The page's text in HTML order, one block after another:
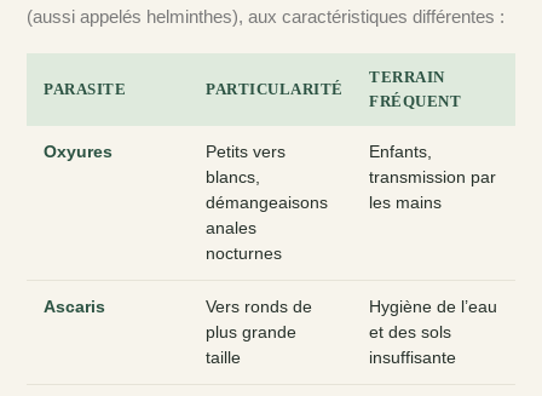
(aussi appelés helminthes), aux caractéristiques différentes :
PARASITE PARTICULARITÉ
TERRAIN
FRÉQUENT
Oxyures
Petits vers
blancs,
démangeaisons
anales
nocturnes
Enfants,
transmission par
les mains
Ascaris
Vers ronds de
plus grande
taille
Hygiène de l’eau
et des sols
insuffisante